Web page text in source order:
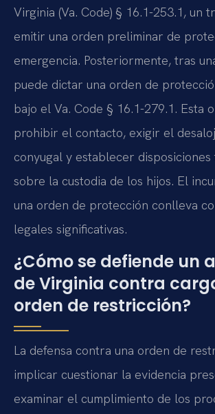
Virginia (Va. Code) § 16.1-253.1, un
emitir una orden preliminar de
emergencia. Posteriormente, tras
puede dictar una orden de
bajo el Va. Code § 16.1-279.1. Esta
prohibir el contacto, exigir el
conyugal y establecer
sobre la custodia de los hijos. El
una orden de protección conlleva
legales significativas.
¿Cómo se defiende un
de Virginia contra
orden de restricción?
La defensa contra una orden de
implicar cuestionar la evidencia
examinar el cumplimiento de los